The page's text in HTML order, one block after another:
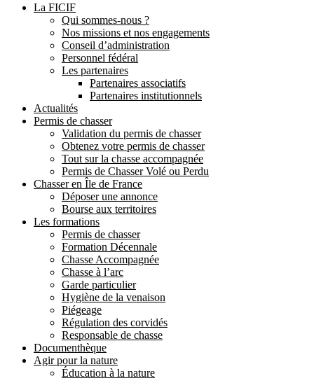
La FICIF
Qui sommes-nous ?
Nos missions et nos engagements
Conseil d’administration
Personnel fédéral
Les partenaires
Partenaires associatifs
Partenaires institutionnels
Actualités
Permis de chasser
Validation du permis de chasser
Obtenez votre permis de chasser
Tout sur la chasse accompagnée
Permis de Chasser Volé ou Perdu
Chasser en Île de France
Déposer une annonce
Bourse aux territoires
Les formations
Permis de chasser
Formation Décennale
Chasse Accompagnée
Chasse à l’arc
Garde particulier
Hygiène de la venaison
Piégeage
Régulation des corvidés
Responsable de chasse
Documenthèque
Agir pour la nature
Éducation à la nature